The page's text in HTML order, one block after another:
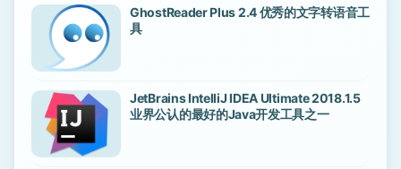
GhostReader Plus 2.4 优秀的文字转语音工
具
JetBrains IntelliJ IDEA Ultimate 2018.1.5
业界公认的最好的Java开发工具之一